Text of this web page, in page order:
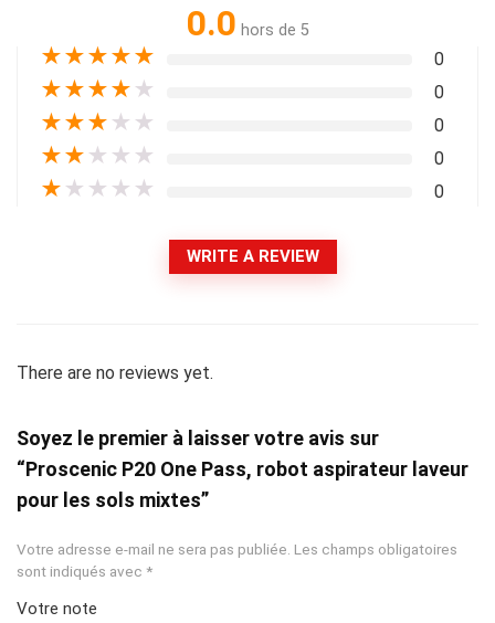
0.0 hors de 5
★★★★★ 0
★★★★ ★ 0
★★★ ★ ★ 0
★★ ★ ★ ★ 0
★ ★ ★ ★ ★ 0
WRITE A REVIEW
There are no reviews yet.
Soyez le premier à laisser votre avis sur
“Proscenic P20 One Pass, robot aspirateur laveur
pour les sols mixtes”
Votre adresse e-mail ne sera pas publiée. Les champs obligatoires
sont indiqués avec *
Votre note